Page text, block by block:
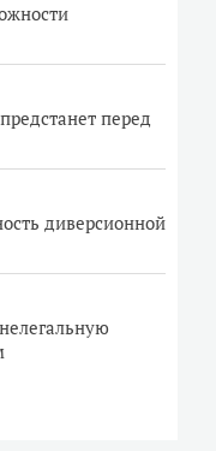
перед
диверсионной